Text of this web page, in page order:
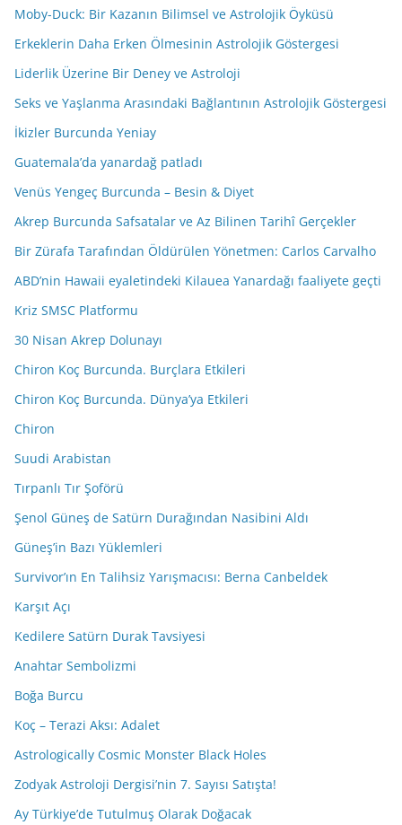
Moby-Duck: Bir Kazanın Bilimsel ve Astrolojik Öyküsü
Erkeklerin Daha Erken Ölmesinin Astrolojik Göstergesi
Liderlik Üzerine Bir Deney ve Astroloji
Seks ve Yaşlanma Arasındaki Bağlantının Astrolojik Göstergesi
İkizler Burcunda Yeniay
Guatemala’da yanardağ patladı
Venüs Yengeç Burcunda – Besin & Diyet
Akrep Burcunda Safsatalar ve Az Bilinen Tarihî Gerçekler
Bir Zürafa Tarafından Öldürülen Yönetmen: Carlos Carvalho
ABD’nin Hawaii eyaletindeki Kilauea Yanardağı faaliyete geçti
Kriz SMSC Platformu
30 Nisan Akrep Dolunayı
Chiron Koç Burcunda. Burçlara Etkileri
Chiron Koç Burcunda. Dünya’ya Etkileri
Chiron
Suudi Arabistan
Tırpanlı Tır Şoförü
Şenol Güneş de Satürn Durağından Nasibini Aldı
Güneş’in Bazı Yüklemleri
Survivor’ın En Talihsiz Yarışmacısı: Berna Canbeldek
Karşıt Açı
Kedilere Satürn Durak Tavsiyesi
Anahtar Sembolizmi
Boğa Burcu
Koç – Terazi Aksı: Adalet
Astrologically Cosmic Monster Black Holes
Zodyak Astroloji Dergisi’nin 7. Sayısı Satışta!
Ay Türkiye’de Tutulmuş Olarak Doğacak